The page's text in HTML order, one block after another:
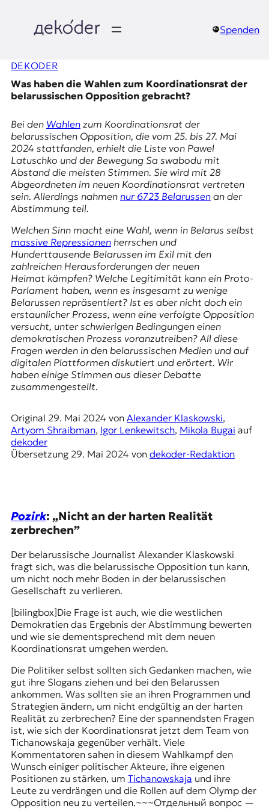
springen
e
k
o
d
e
r
|
D
E
K
O
D
E
R
W
i
s
s
o
u
n
a
i
m
u
s
u
d
M
e
d
e
n
k
o
m
p
Spenden
DEKODER
Was haben die Wahlen zum Koordinationsrat der
belarussischen Opposition gebracht?
Bei den Wahlenzum Koordinationsrat der
belarussischen Opposition, die vom 25. bis 27. Mai
2024 stattfanden, erhielt die Liste von Pawel
Latuschko und der Bewegung Sa swabodumit
Abstand die meisten Stimmen. Sie wird mit 28
Abgeordneten im neuen Koordinationsrat vertreten
sein. Allerdings nahmen nur 6723 Belarussenan der
Abstimmung teil.
Welchen Sinn macht eine Wahl, wenn in Belarus selbst
massive Repressionenherrschen und
Hunderttausende Belarussen im Exil mit den
zahlreichen Herausforderungen der neuen
Heimat kämpfen? Welche Legitimität kann ein Proto-
Parlament haben, wenn es insgesamt zu wenige
Belarussen repräsentiert? Ist es aber nicht doch ein
erstaunlicher Prozess, wenn eine verfolgte Opposition
versucht, unter schwierigen Bedingungen einen
demokratischen Prozess voranzutreiben? All diese
Fragen werden in den belarussischen Medien und auf
digitalen Plattformen diskutiert und erörtert. Wir
haben einige Stimmen aus dieser Debatte
zusammengestellt.
Original 29. Mai 2024 von Alexander Klaskowski,
Artyom Shraibman, Igor Lenkewitsch, Mikola Bugai auf
dekoder
Übersetzung 29. Mai 2024 von dekoder-Redaktion
Pozirk: „Nicht an der harten Realität
zerbrechen”
Der belarussische Journalist Alexander Klaskowski
fragt sich, was die belarussische Opposition tun kann,
um nicht noch mehr Boden in der belarussischen
Gesellschaft zu verlieren.
[bilingbox]Die Frage ist auch, wie die westlichen
Demokratien das Ergebnis der Abstimmung bewerten
und wie sie dementsprechend mit dem neuen
Koordinationsrat umgehen werden.
Die Politiker selbst sollten sich Gedanken machen, wie
gut ihre Slogans ziehen und bei den Belarussen
ankommen. Was sollten sie an ihren Programmen und
Strategien ändern, um nicht endgültig an der harten
Realität zu zerbrechen? Eine der spannendsten Fragen
ist, wie sich der Koordinationsrat jetzt dem Team von
Tichanowskaja gegenüber verhält. Viele
Kommentatoren sahen in diesem Wahlkampf den
Wunsch einiger politischer Akteure, ihre eigenen
Positionen zu stärken, um Tichanowskaja und ihre
Leute zu verdrängen und die Rollen auf dem Olymp der
Opposition neu zu verteilen.~~~Отдельный вопрос —